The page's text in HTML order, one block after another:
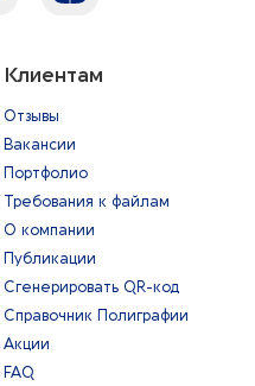
Клиентам
Отзывы
Вакансии
Портфолио
Требования к файлам
О компании
Публикации
Сгенерировать QR-код
Справочник Полиграфии
Акции
FAQ